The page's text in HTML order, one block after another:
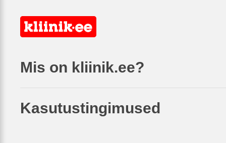
Mis on kliinik.ee?
Kasutustingimused